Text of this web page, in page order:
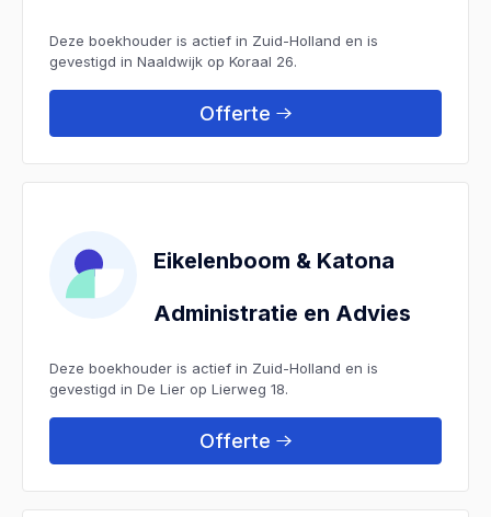
Deze boekhouder is actief in Zuid-Holland en is
gevestigd in Naaldwijk op Koraal 26.
Offerte
Eikelenboom & Katona
Administratie en Advies
Deze boekhouder is actief in Zuid-Holland en is
gevestigd in De Lier op Lierweg 18.
Offerte